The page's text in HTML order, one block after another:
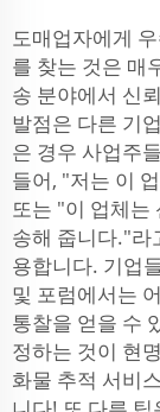
도매업자에게
를 찾는 것은 매
송 분야에서 신
발점은 다른 기
은 경우 사업주
들어, "저는 이
또는 "이 업체는
송해 줍니다."라
용합니다. 기업
및 포럼에서는
통찰을 얻을 수
정하는 것이 현
화물 추적 서비